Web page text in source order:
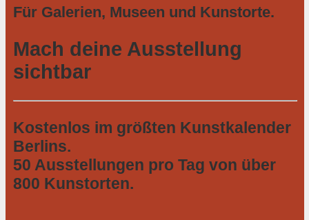
Für Galerien, Museen und Kunstorte.
Mach deine Ausstellung
sichtbar
Kostenlos im größten Kunstkalender
Berlins.
50 Ausstellungen pro Tag von über
800 Kunstorten.